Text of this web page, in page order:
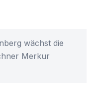
wächst die
Merkur